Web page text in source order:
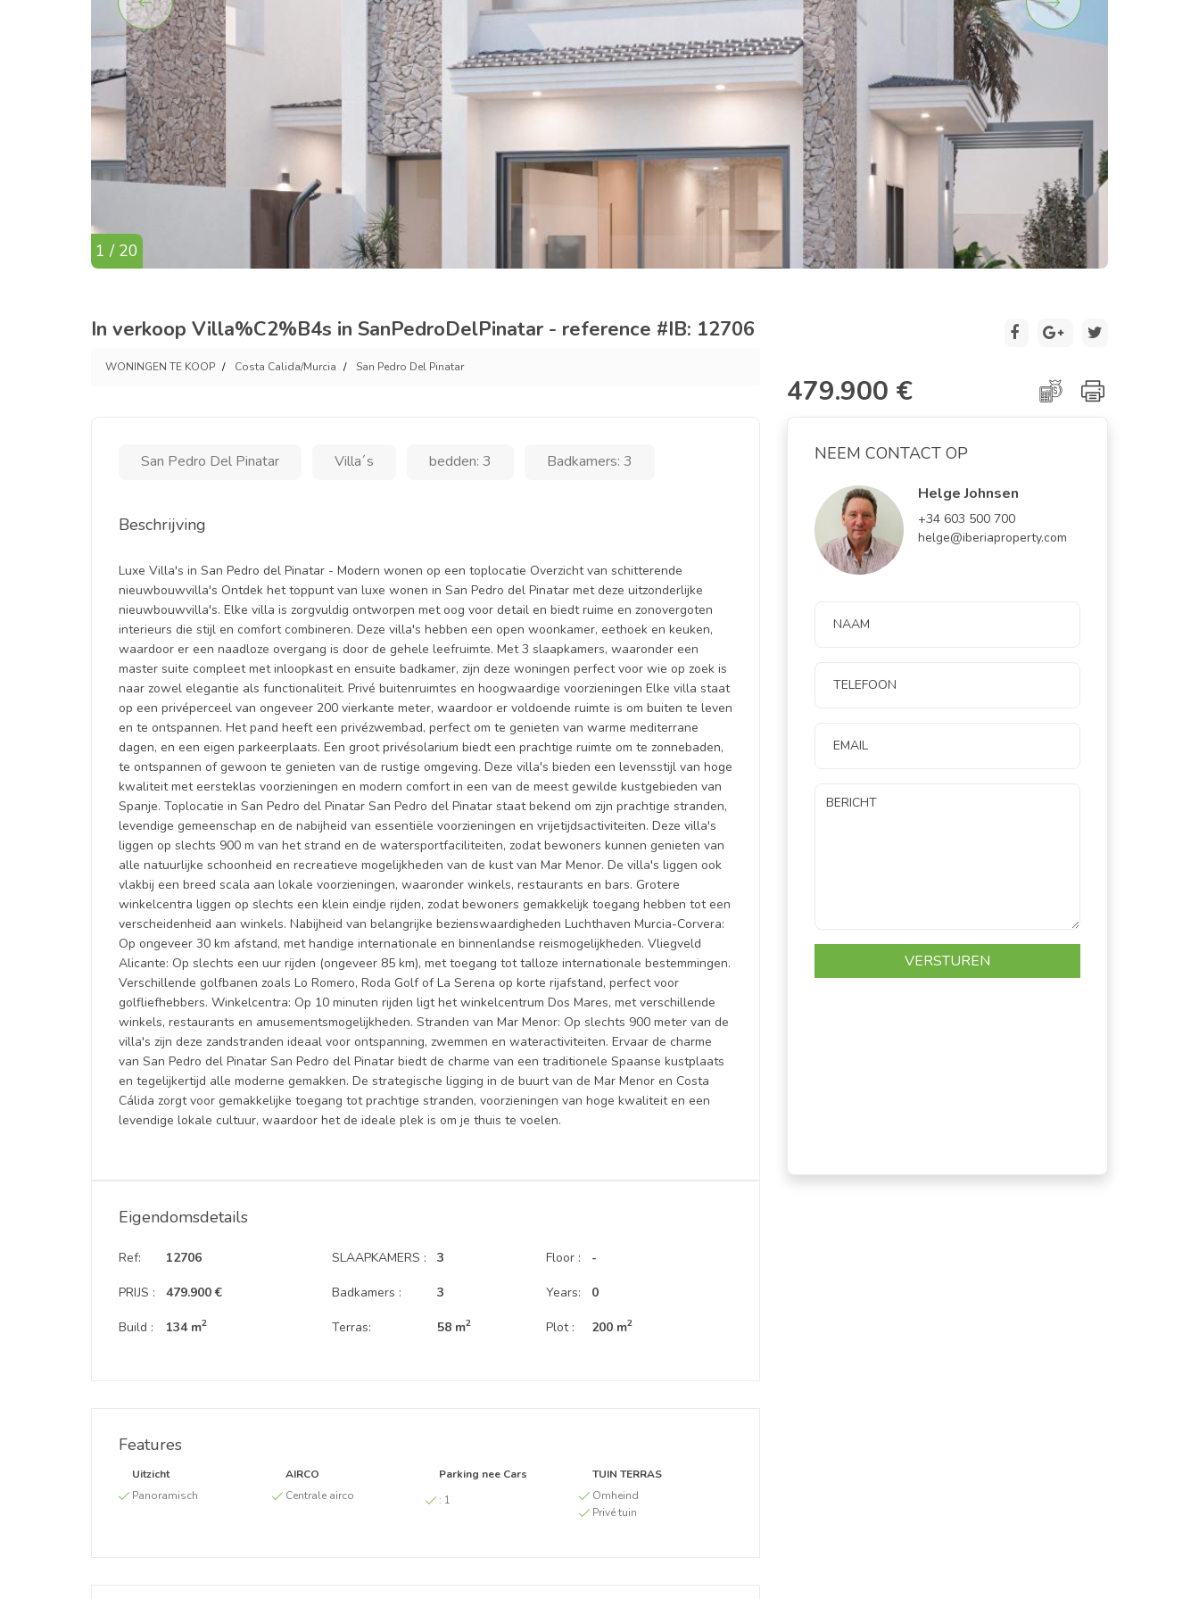
1 / 20
In verkoop Villa%C2%B4s in SanPedroDelPinatar - reference #IB: 12706
WONINGEN TE KOOP Costa Calida/Murcia San Pedro Del Pinatar
479.900 €
San Pedro Del Pinatar Villa´s bedden: 3 Badkamers: 3
Beschrijving
Luxe Villa's in San Pedro del Pinatar - Modern wonen op een toplocatie Overzicht van schitterende
nieuwbouwvilla's Ontdek het toppunt van luxe wonen in San Pedro del Pinatar met deze uitzonderlijke
nieuwbouwvilla's. Elke villa is zorgvuldig ontworpen met oog voor detail en biedt ruime en zonovergoten
interieurs die stijl en comfort combineren. Deze villa's hebben een open woonkamer, eethoek en keuken,
waardoor er een naadloze overgang is door de gehele leefruimte. Met 3 slaapkamers, waaronder een
master suite compleet met inloopkast en ensuite badkamer, zijn deze woningen perfect voor wie op zoek is
naar zowel elegantie als functionaliteit. Privé buitenruimtes en hoogwaardige voorzieningen Elke villa staat
op een privéperceel van ongeveer 200 vierkante meter, waardoor er voldoende ruimte is om buiten te leven
en te ontspannen. Het pand heeft een privézwembad, perfect om te genieten van warme mediterrane
dagen, en een eigen parkeerplaats. Een groot privésolarium biedt een prachtige ruimte om te zonnebaden,
te ontspannen of gewoon te genieten van de rustige omgeving. Deze villa's bieden een levensstijl van hoge
kwaliteit met eersteklas voorzieningen en modern comfort in een van de meest gewilde kustgebieden van
Spanje. Toplocatie in San Pedro del Pinatar San Pedro del Pinatar staat bekend om zijn prachtige stranden,
levendige gemeenschap en de nabijheid van essentiële voorzieningen en vrijetijdsactiviteiten. Deze villa's
liggen op slechts 900 m van het strand en de watersportfaciliteiten, zodat bewoners kunnen genieten van
alle natuurlijke schoonheid en recreatieve mogelijkheden van de kust van Mar Menor. De villa's liggen ook
vlakbij een breed scala aan lokale voorzieningen, waaronder winkels, restaurants en bars. Grotere
winkelcentra liggen op slechts een klein eindje rijden, zodat bewoners gemakkelijk toegang hebben tot een
verscheidenheid aan winkels. Nabijheid van belangrijke bezienswaardigheden Luchthaven Murcia-Corvera:
Op ongeveer 30 km afstand, met handige internationale en binnenlandse reismogelijkheden. Vliegveld
Alicante: Op slechts een uur rijden (ongeveer 85 km), met toegang tot talloze internationale bestemmingen.
Verschillende golfbanen zoals Lo Romero, Roda Golf of La Serena op korte rijafstand, perfect voor
golfliefhebbers. Winkelcentra: Op 10 minuten rijden ligt het winkelcentrum Dos Mares, met verschillende
winkels, restaurants en amusementsmogelijkheden. Stranden van Mar Menor: Op slechts 900 meter van de
villa's zijn deze zandstranden ideaal voor ontspanning, zwemmen en wateractiviteiten. Ervaar de charme
van San Pedro del Pinatar San Pedro del Pinatar biedt de charme van een traditionele Spaanse kustplaats
en tegelijkertijd alle moderne gemakken. De strategische ligging in de buurt van de Mar Menor en Costa
Cálida zorgt voor gemakkelijke toegang tot prachtige stranden, voorzieningen van hoge kwaliteit en een
levendige lokale cultuur, waardoor het de ideale plek is om je thuis te voelen.
Eigendomsdetails
Ref:
PRIJS :
Build :
12706
479.900 €
134 m2
SLAAPKAMERS :
Badkamers :
Terras:
3
3
58 m2
Floor :
Years:
Plot :
-
0
200 m2
Features
Uitzicht
Panoramisch
AIRCO
Centrale airco
Parking nee Cars
: 1
TUIN TERRAS
Omheind
Privé tuin
NEEM CONTACT OP
Helge Johnsen
+34 603 500 700
helge@iberiaproperty.com